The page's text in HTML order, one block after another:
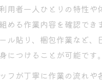
用者一人ひとりの特性や
める作業内容を確認でき
ル貼り、梱包作業など、
につけることが可能です。
フが丁寧に作業の流れや